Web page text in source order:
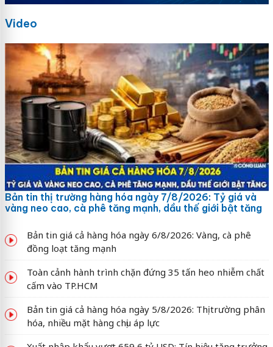
Video
Bản tin thị trường hàng hóa ngày 7/8/2026: Tỷ giá và
vàng neo cao, cà phê tăng mạnh, dầu thế giới bật tăng
Bản tin giá cả hàng hóa ngày 6/8/2026: Vàng, cà phê
đồng loạt tăng mạnh
Toàn cảnh hành trình chặn đứng 35 tấn heo nhiễm chất
cấm vào TP.HCM
Bản tin giá cả hàng hóa ngày 5/8/2026: Thị trường phân
hóa, nhiều mặt hàng chịu áp lực